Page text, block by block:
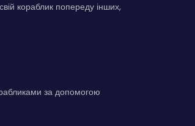
кораблик попереду інших,
за допомогою